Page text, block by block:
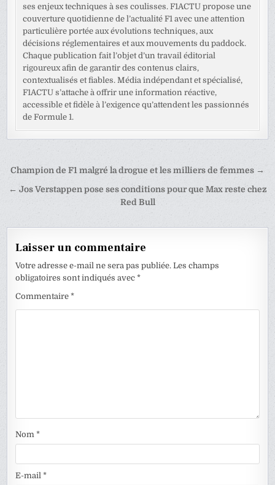
ses enjeux techniques à ses coulisses. F1ACTU propose une
couverture quotidienne de l’actualité F1 avec une attention
particulière portée aux évolutions techniques, aux
décisions réglementaires et aux mouvements du paddock.
Chaque publication fait l’objet d’un travail éditorial
rigoureux afin de garantir des contenus clairs,
contextualisés et fiables. Média indépendant et spécialisé,
F1ACTU s’attache à offrir une information réactive,
accessible et fidèle à l’exigence qu’attendent les passionnés
de Formule 1.
Navigation
de
Champion de F1 malgré la drogue et les milliers de femmes →
← Jos Verstappen pose ses conditions pour que Max reste chez
Red Bull
Laisser un commentaire
Votre adresse e-mail ne sera pas publiée. Les champs
obligatoires sont indiqués avec*
Commentaire*
Nom*
E-mail*